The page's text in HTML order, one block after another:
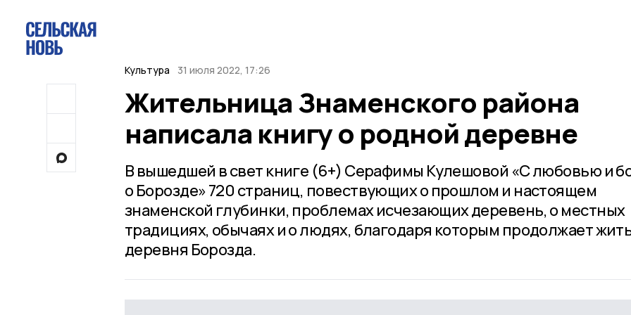
Культура 31 июля 2022, 17:26
Жительница Знаменского района
написала книгу о родной деревне
В вышедшей в свет книге (6+) Серафимы Кулешовой «С любовью и
о Борозде» 720 страниц, повествующих о прошлом и настоящем
знаменской глубинки, проблемах исчезающих деревень, о местных
традициях, обычаях и о людях, благодаря которым продолжает
деревня Борозда.